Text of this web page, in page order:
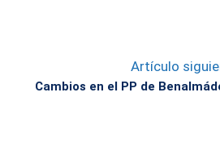
Artículo
Cambios en el PP de